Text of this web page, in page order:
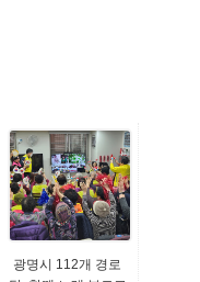
광명시 112개 경로